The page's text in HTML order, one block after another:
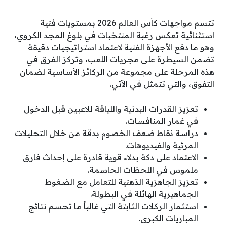
تتسم مواجهات كأس العالم 2026 بمستويات فنية
استثنائية تعكس رغبة المنتخبات في بلوغ المجد الكروي،
وهو ما دفع الأجهزة الفنية لاعتماد استراتيجيات دقيقة
تضمن السيطرة على مجريات اللعب، وتركز الفرق في
هذه المرحلة على مجموعة من الركائز الأساسية لضمان
التفوق، والتي تتمثل في الآتي.
تعزيز القدرات البدنية واللياقة للاعبين قبل الدخول
في غمار المنافسات.
دراسة نقاط ضعف الخصوم بدقة من خلال التحليلات
المرئية والفيديوهات.
الاعتماد على دكة بدلاء قوية قادرة على إحداث فارق
ملموس في اللحظات الحاسمة.
تعزيز الجاهزية الذهنية للتعامل مع الضغوط
الجماهيرية الهائلة في البطولة.
استثمار الركلات الثابتة التي غالباً ما تحسم نتائج
المباريات الكبرى.